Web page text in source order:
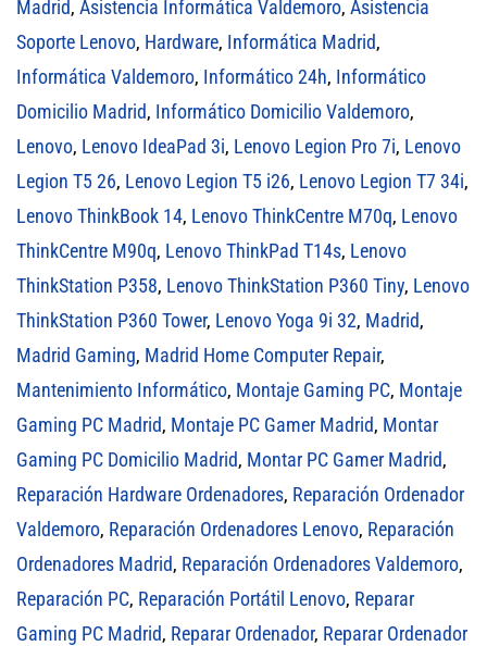
Madrid, Asistencia Informática Valdemoro, Asistencia
Soporte Lenovo, Hardware, Informática Madrid,
Informática Valdemoro, Informático 24h, Informático
Domicilio Madrid, Informático Domicilio Valdemoro,
Lenovo, Lenovo IdeaPad 3i, Lenovo Legion Pro 7i, Lenovo
Legion T5 26, Lenovo Legion T5 i26, Lenovo Legion T7 34i,
Lenovo ThinkBook 14, Lenovo ThinkCentre M70q, Lenovo
ThinkCentre M90q, Lenovo ThinkPad T14s, Lenovo
ThinkStation P358, Lenovo ThinkStation P360 Tiny, Lenovo
ThinkStation P360 Tower, Lenovo Yoga 9i 32, Madrid,
Madrid Gaming, Madrid Home Computer Repair,
Mantenimiento Informático, Montaje Gaming PC, Montaje
Gaming PC Madrid, Montaje PC Gamer Madrid, Montar
Gaming PC Domicilio Madrid, Montar PC Gamer Madrid,
Reparación Hardware Ordenadores, Reparación Ordenador
Valdemoro, Reparación Ordenadores Lenovo, Reparación
Ordenadores Madrid, Reparación Ordenadores Valdemoro,
Reparación PC, Reparación Portátil Lenovo, Reparar
Gaming PC Madrid, Reparar Ordenador, Reparar Ordenador